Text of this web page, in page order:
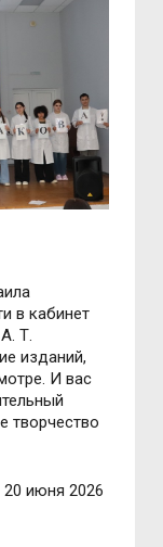
в кабинет
Т.
изданий,
И вас
творчество
июня 2026